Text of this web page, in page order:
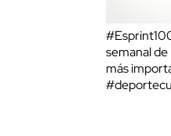
semanal de
más